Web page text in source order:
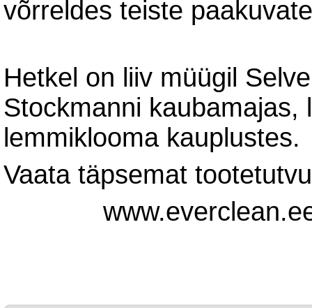
võrreldes teiste
Hetkel on liiv müügil
Stockmanni kaubamajas,
lemmiklooma kauplustes.
Vaata täpsemat